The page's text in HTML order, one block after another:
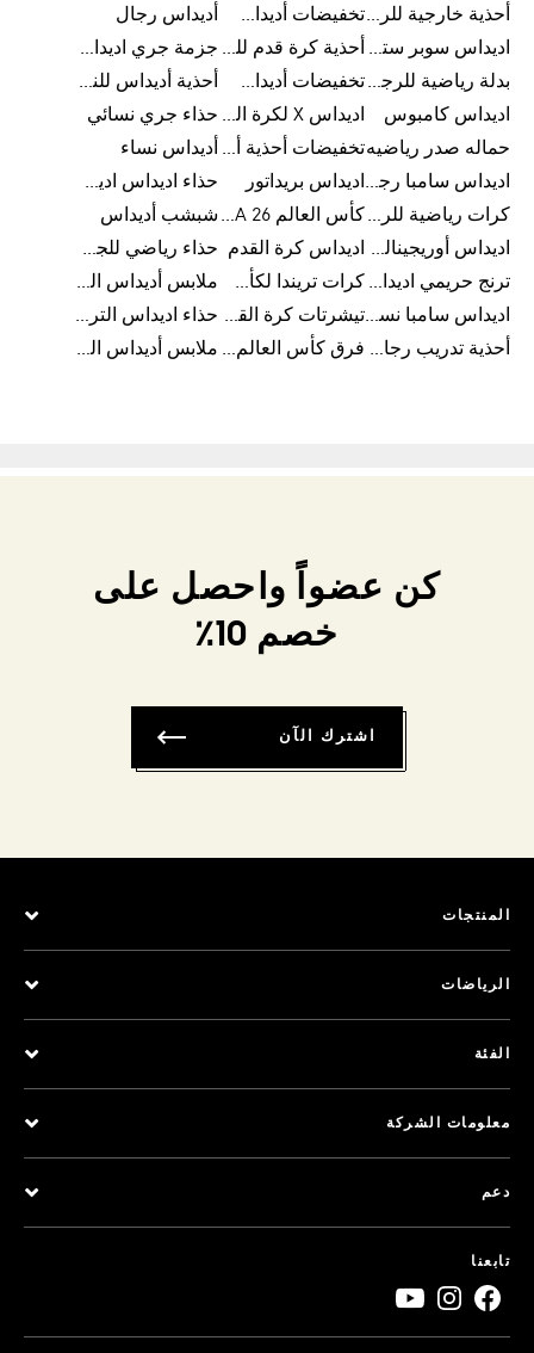
أحذية خارجية للرجال
تخفيضات أديداس للرجال
أديداس رجال
اديداس سوبر ستار رجالي
أحذية كرة قدم للرجال
جزمة جري اديداس
بدلة رياضية للرجال
تخفيضات أديداس للنساء
أحذية أديداس للنساء
اديداس كامبوس
اديداس X لكرة القدم حذاء جري نسائي
حماله صدر رياضيه
تخفيضات أحذية أديداس للرجال أديداس نساء
اديداس سامبا رجالي اديداس بريداتور
حذاء اديداس اديستار للرجال
كرات رياضية للرجال
كأس العالم FIFA 26™ شبشب أديداس
اديداس أوريجينالز للنساء
اديداس كرة القدم
حذاء رياضي للجري
ترنج حريمي اديداس
كرات تريندا لكأس العالم FIFA 26™
ملابس أديداس الرياضية
اديداس سامبا نسائي
تيشرتات كرة القدم
حذاء اديداس الترا بوست 22
أحذية تدريب رجالية
فرق كأس العالم FIFA 26™ ملابس أديداس الرجالية
كن عضواً واحصل على
خصم 10٪
اشترك الآن
المنتجات
الرياضات
الفئة
معلومات الشركة
دعم
تابعنا